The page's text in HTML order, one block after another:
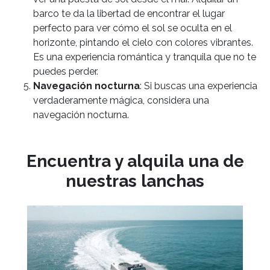
barco te da la libertad de encontrar el lugar
perfecto para ver cómo el sol se oculta en el
horizonte, pintando el cielo con colores vibrantes.
Es una experiencia romántica y tranquila que no te
puedes perder.
Navegación nocturna: Si buscas una experiencia
verdaderamente mágica, considera una
navegación nocturna.
Encuentra y alquila una de
nuestras lanchas